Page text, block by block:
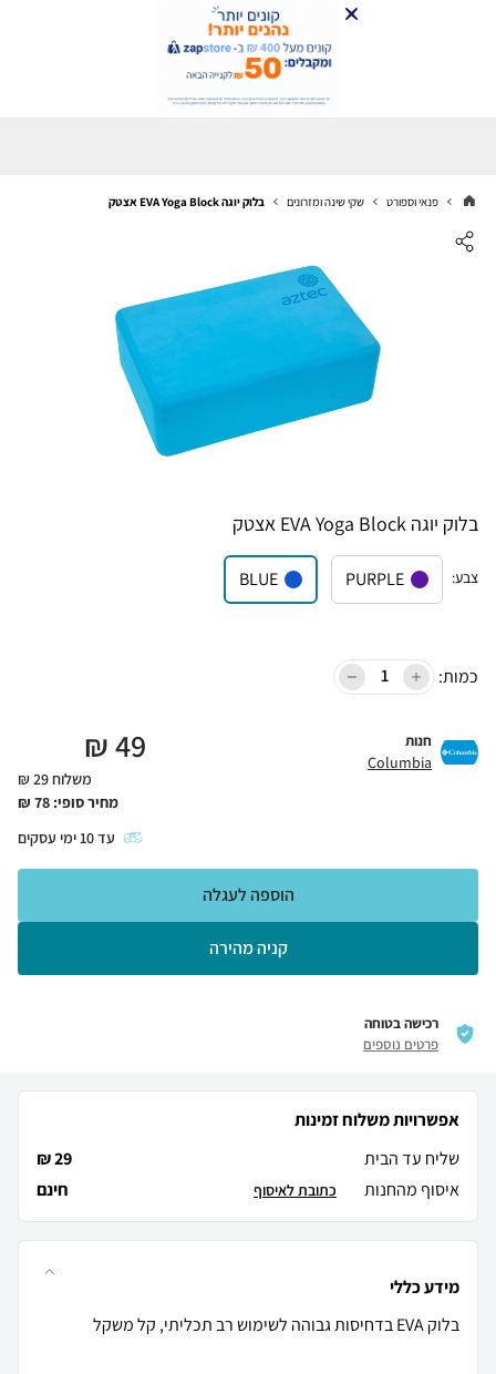
פנאי וספורט שקי שינה ומזרונים בלוק יוגה EVA Yoga Block אצטק
בלוק יוגה EVA Yoga Block אצטק
צבע:
PURPLE
BLUE
כמות:
חנות
Columbia
49
₪
משלוח 29 ₪
מחיר סופי: 78
₪
עד10 ימי עסקים
קניה מהירה
הוספה לעגלה
רכישה בטוחה
פרטים נוספים
אפשרויות משלוח זמינות
שליח עד הבית
29 ₪
איסוף מהחנות
חינם כתובת לאיסוף
מידע כללי